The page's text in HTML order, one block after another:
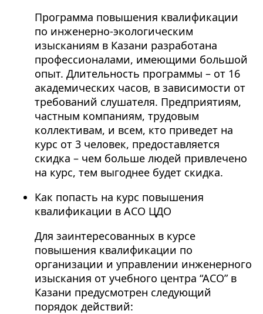
Программа повышения квалификации
по инженерно-экологическим
изысканиям в Казани разработана
профессионалами, имеющими большой
опыт. Длительность программы – от 16
академических часов, в зависимости от
требований слушателя. Предприятиям,
частным компаниям, трудовым
коллективам, и всем, кто приведет на
курс от 3 человек, предоставляется
скидка – чем больше людей привлечено
на курс, тем выгоднее будет скидка.
Как попасть на курс повышения
квалификации в АСО ЦДО
Для заинтересованных в курсе
повышения квалификации по
организации и управлении инженерного
изыскания от учебного центра “АСО” в
Казани предусмотрен следующий
порядок действий: